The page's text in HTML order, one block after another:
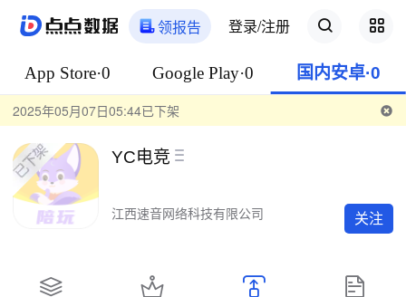
领报告 登录/注册
App Store·0 Google Play·0 国内安卓·0
2025年05月07日05:44已下架
YC电竞
江西速音网络科技有限公司 关注